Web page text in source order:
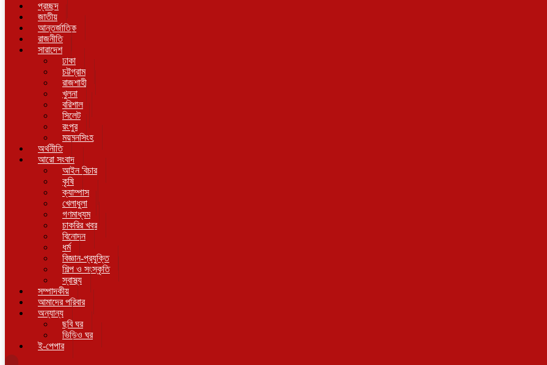
প্রচ্ছদ
জাতীয়
আন্তর্জাতিক
রাজনীতি
সারাদেশ
ঢাকা
চট্টগ্রাম
রাজশাহী
খুলনা
বরিশাল
সিলেট
রংপুর
ময়মনসিংহ
অর্থনীতি
আরো সংবাদ
আইন বিচার
কৃষি
ক্যাম্পাস
খেলাধুলা
গণমাধ্যম
চাকরির খবর
বিনোদন
ধর্ম
বিজ্ঞান-প্রযুক্তি
শিল্প ও সংস্কৃতি
স্বাস্থ্য
সম্পাদকীয়
আমাদের পরিবার
অন্যান্য
ছবি ঘর
ভিডিও ঘর
ই-পেপার